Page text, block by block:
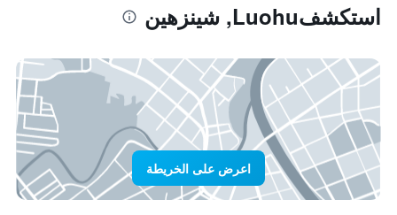
استكشفLuohu, شينزهين
اعرض على الخريطة